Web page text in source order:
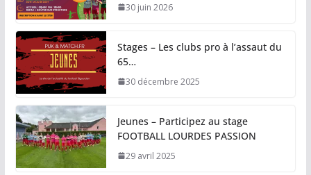
30 juin 2026
Stages – Les clubs pro à l’assaut du
65…
30 décembre 2025
Jeunes – Participez au stage
FOOTBALL LOURDES PASSION
29 avril 2025